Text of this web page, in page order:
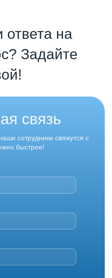
на
Задайте
связь
сотрудники свяжутся с
быстрее!